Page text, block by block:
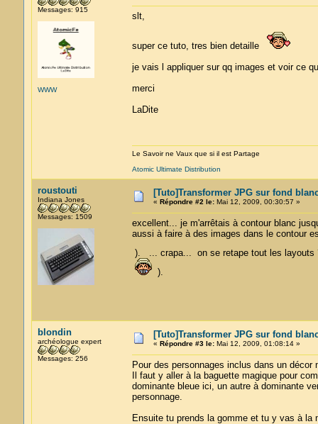
Messages: 915
WWW
slt,
super ce tuto, tres bien detaille
je vais l appliquer sur qq images et voir ce
merci
LaDite
Le Savoir ne Vaux que si il est Partage
Atomic Ultimate Distribution
roustouti
Indiana Jones
Messages: 1509
[Tuto]Transformer JPG sur fond
« Répondre #2 le:Mai 12, 2009, 00:30:57 »
excellent... je m'arrêtais à contour blanc
aussi à faire à des images dans le contour
). ... crapa... on se retape tout les
).
blondin
archéologue expert
Messages: 256
[Tuto]Transformer JPG sur fond
« Répondre #3 le:Mai 12, 2009, 01:08:14 »
Pour des personnages inclus dans un
Il faut y aller à la baguette magique pour
dominante bleue ici, un autre à dominante
personnage.
Ensuite tu prends la gomme et tu y vas à la